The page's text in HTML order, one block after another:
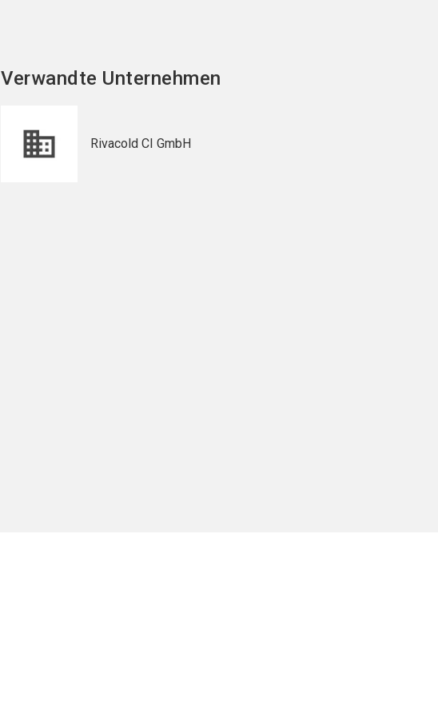
Verwandte Unternehmen
Rivacold CI GmbH